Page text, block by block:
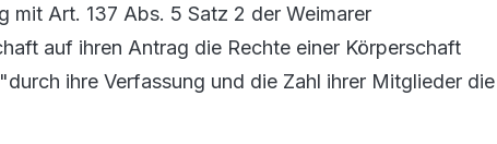
mit Art. 137 Abs. 5 Satz 2 der Weimarer
auf ihren Antrag die Rechte einer Körperschaft
ihre Verfassung und die Zahl ihrer Mitglieder die